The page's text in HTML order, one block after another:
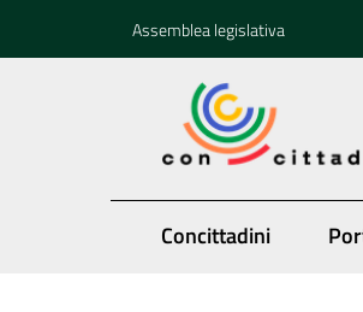
Assemblea legislativa
Concittadini